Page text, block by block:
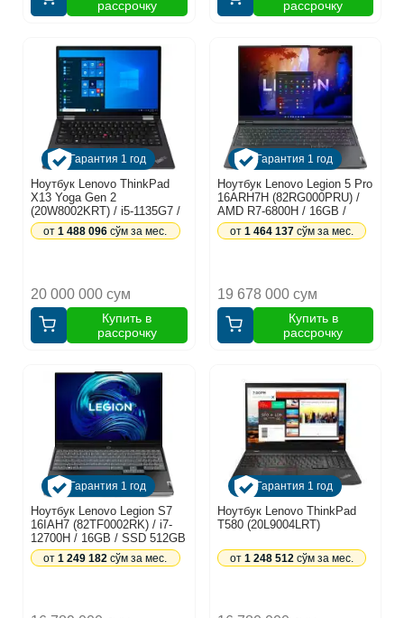
рассрочку рассрочку
Гарантия 1 год
Ноутбук Lenovo ThinkPad
X13 Yoga Gen 2
(20W8002KRT) / i5-1135G7 /
8GB / SSD 256GB / Windows
10 Pro / 13.3", черный
20 000 000 сум
от1 488 096 сўм за мес.
Купить в
рассрочку
Гарантия 1 год
Ноутбук Lenovo Legion 5 Pro
16ARH7H (82RG000PRU) /
AMD R7-6800H / 16GB /
SSD 1TB / RTX 3060 6GB /
Windows 11 Home / 16",
19 678 000 сум
от 1 464 137сўм за мес.
Купить в
рассрочку
Гарантия 1 год
Ноутбук Lenovo Legion S7
16IAH7 (82TF0002RK) / i7-
12700H / 16GB / SSD 512GB
/ RTX3060 6GB / 15.6",
серый
от1 249 182 сўм за мес.
Гарантия 1 год
Ноутбук Lenovo ThinkPad
T580 (20L9004LRT)
от 1 248 512сўм за мес.